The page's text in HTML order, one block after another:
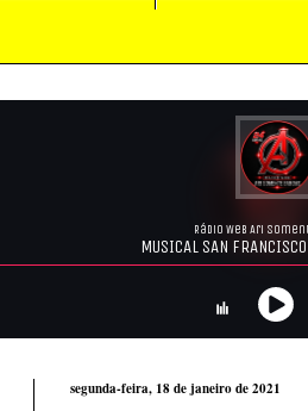
segunda-feira, 18 de janeiro de 2021